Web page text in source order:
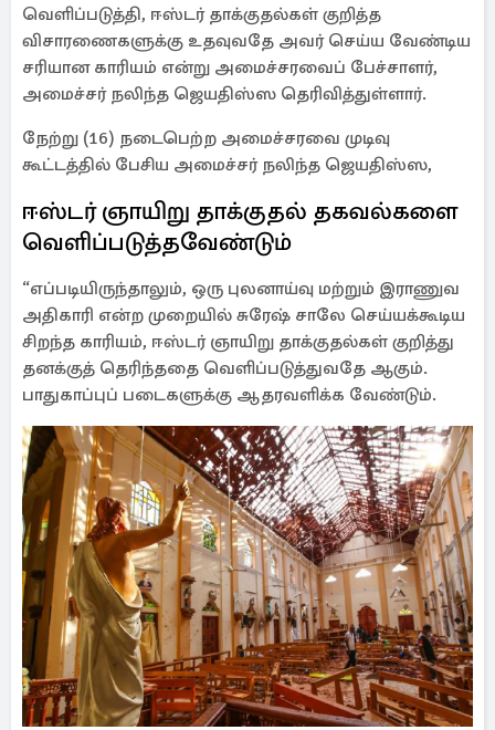
வெளிப்படுத்தி, ஈஸ்டர் தாக்குதல்கள் குறித்த
விசாரணைகளுக்கு உதவுவதே அவர் செய்ய வேண்டிய
சரியான காரியம் என்று அமைச்சரவைப் பேச்சாளர்,
அமைச்சர் நலிந்த ஜெயதிஸ்ஸ தெரிவித்துள்ளார்.
நேற்று (16) நடைபெற்ற அமைச்சரவை முடிவு
கூட்டத்தில் பேசிய அமைச்சர் நலிந்த ஜெயதிஸ்ஸ,
ஈஸ்டர் ஞாயிறு தாக்குதல் தகவல்களை
வெளிப்படுத்தவேண்டும்
“எப்படியிருந்தாலும், ஒரு புலனாய்வு மற்றும் இராணுவ
அதிகாரி என்ற முறையில் சுரேஷ் சாலே செய்யக்கூடிய
சிறந்த காரியம், ஈஸ்டர் ஞாயிறு தாக்குதல்கள் குறித்து
தனக்குத் தெரிந்ததை வெளிப்படுத்துவதே ஆகும்.
பாதுகாப்புப் படைகளுக்கு ஆதரவளிக்க வேண்டும்.